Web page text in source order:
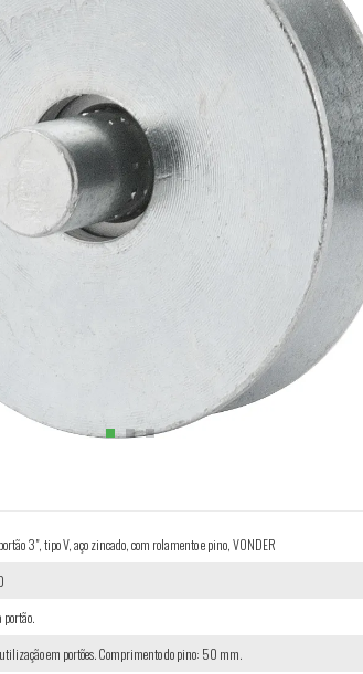
3", tipo V, aço zincado, com rolamento e pino, VONDER
portão.
em portões. Comprimento do pino: 50 mm.